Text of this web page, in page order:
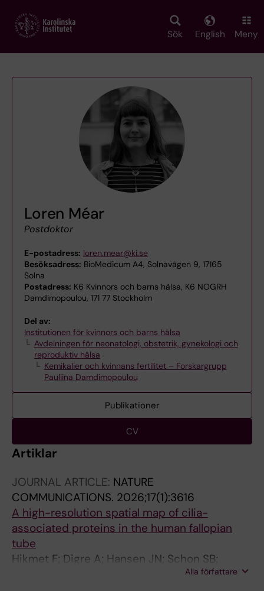
main
Sök English Meny
Loren Méar
Postdoktor
E-postadress: loren.mear@ki.se
Besöksadress: BioMedicum A4, Solnavägen 9, 17165
Solna
Postadress: K6 Kvinnors och barns hälsa, K6 NOGRH
Damdimopoulou, 171 77 Stockholm
Del av:
Institutionen för kvinnors och barns hälsa
Avdelningen för neonatologi, obstetrik, gynekologi och
reproduktiv hälsa
Kemikalier och kvinnans fertilitet – Forskargrupp
Pauliina Damdimopoulou
Publikationer
CV
Artiklar
JOURNAL ARTICLE: NATURE
COMMUNICATIONS. 2026;17(1):3616
A high-resolution spatial map of cilia-
associated proteins in the human fallopian
tube
Hikmet F; Digre A; Hansen JN; Schon SB;
Lundberg E; Olovsson M; Uhlen M; Mear L;
Alla författare